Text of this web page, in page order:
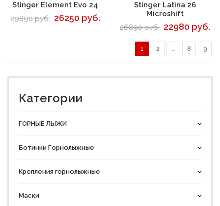
Stinger Element Evo 24
29890 руб. 26250 руб.
Stinger Latina 26
Microshift
26890 руб. 22980 руб.
1 2 ... 8 9
Категории
ГОРНЫЕ ЛЫЖИ
Ботинки Горнолыжные
Крепления горнолыжные
Маски